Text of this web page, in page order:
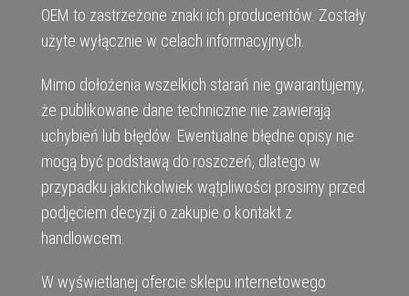
OEM to zastrzeżone znaki ich producentów. Zostały
użyte wyłącznie w celach informacyjnych.
Mimo dołożenia wszelkich starań nie gwarantujemy,
że publikowane dane techniczne nie zawierają
uchybień lub błędów. Ewentualne błędne opisy nie
mogą być podstawą do roszczeń, dlatego w
przypadku jakichkolwiek wątpliwości prosimy przed
podjęciem decyzji o zakupie o kontakt z
handlowcem.
W wyświetlanej ofercie sklepu internetowego